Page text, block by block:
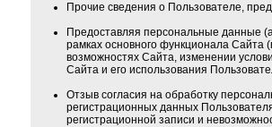
Прочие сведения о Пользователе,
Предоставляя персональные данные
рамках основного функционала
возможностях Сайта, изменении
Сайта и его использования
Отзыв согласия на обработку
регистрационных данных
регистрационной записи и